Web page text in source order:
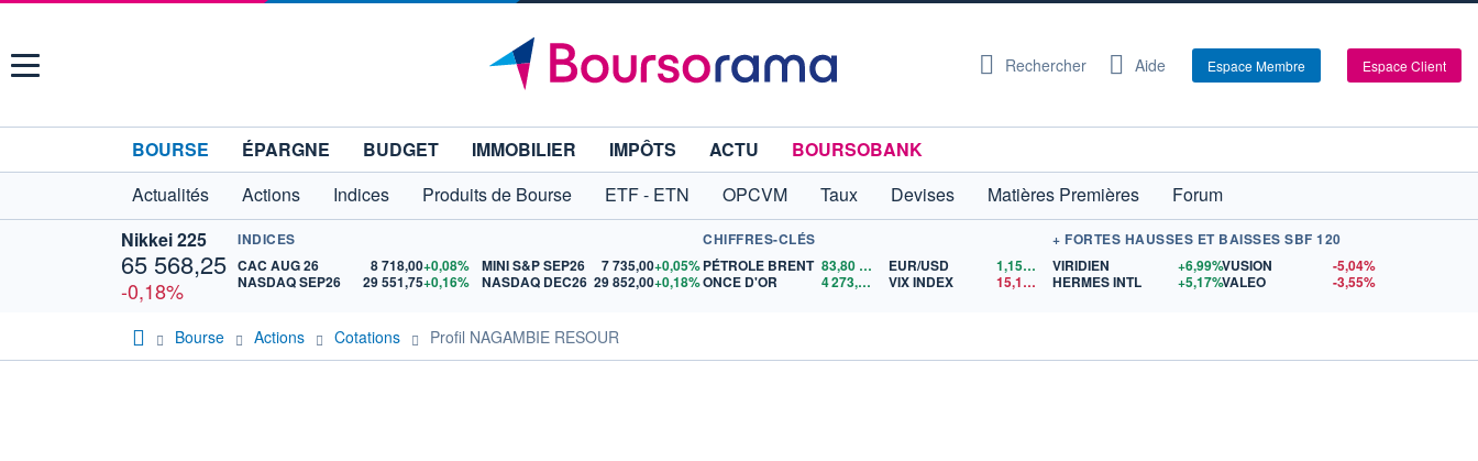
Menu Rechercher Aide Espace Membre Espace Client
BOURSE ÉPARGNE BUDGET IMMOBILIER IMPÔTS ACTU
BOURSOBANK
Actualités
Actions Indices Produits de Bourse ETF - ETN OPCVM Taux Devises Matières Premières
Forum
Nikkei 225
65 568,25
-0,18%
INDICES
CAC AUG 26
8 718,00+0,08%
NASDAQ SEP26
29 551,75+0,16%
MINI S&P SEP26 7 735,00+0,05%
NASDAQ DEC26 29 852,00+0,18%
CHIFFRES-CLÉS
PÉTROLE BRENT 83,80
ONCE D'OR
4 273,61 $US
EUR/USD 1,1524
$US
VIX INDEX
15,15$US
+ FORTES HAUSSES ET BAISSES SBF 120
VIRIDIEN
+6,99%
HERMES INTL
+5,17%
VUSION
-5,04%
VALEO
-3,55%
Bourse Actions Cotations Profil NAGAMBIE RESOUR